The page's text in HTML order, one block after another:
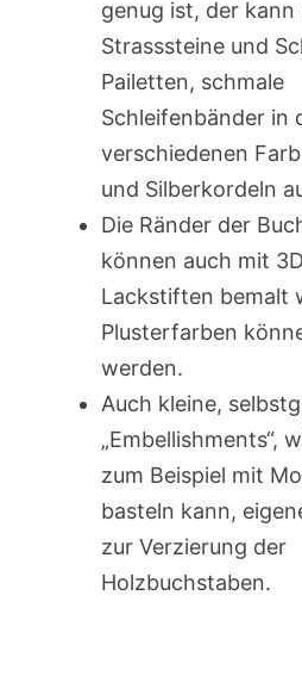
genug ist, der kann
Strasssteine und
Pailetten, schmale
Schleifenbänder in
verschiedenen
und Silberkordeln
Die Ränder der
können auch mit
Lackstiften bemalt
Plusterfarben
werden.
Auch kleine,
„Embellishments“,
zum Beispiel mit
basteln kann,
zur Verzierung der
Holzbuchstaben.